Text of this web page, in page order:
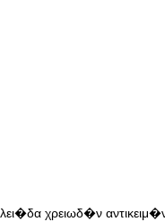
χρειωδ�ν